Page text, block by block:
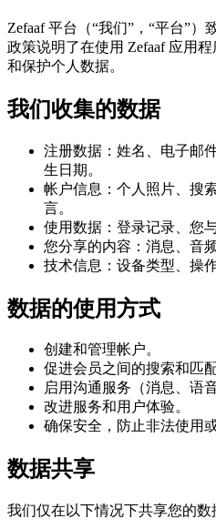
Zefaaf 平台（“我们”，“平台”
政策说明了在使用 Zefaaf 应用
和保护个人数据。
我们收集的数据
注册数据：姓名、电子邮
生日期。
帐户信息：个人照片、搜
言。
使用数据：登录记录、您
您分享的内容：消息、音
技术信息：设备类型、操
数据的使用方式
创建和管理帐户。
促进会员之间的搜索和匹配
启用沟通服务（消息、语
改进服务和用户体验。
确保安全，防止非法使用或
数据共享
我们仅在以下情况下共享您的数